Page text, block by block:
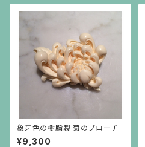
象牙色の樹脂製 菊のブローチ
¥9,300